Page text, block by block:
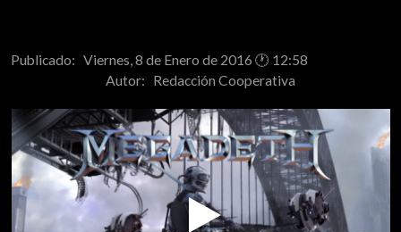
Publicado: Viernes, 8 de Enero de 2016 🕐 12:58
Autor: Redacción Cooperativa